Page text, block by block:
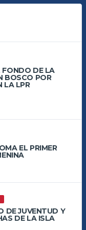
FONDO DE LA
BOSCO POR
LA LPR
EL PRIMER
DE JUVENTUD Y
DE LA ISLA